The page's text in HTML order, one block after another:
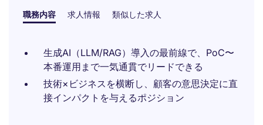
職務内容 求人情報 類似した求人
生成AI（LLM/RAG）導入の最前線で、PoC〜
本番運用まで一気通貫でリードできる
技術×ビジネスを横断し、顧客の意思決定に直
接インパクトを与えるポジション